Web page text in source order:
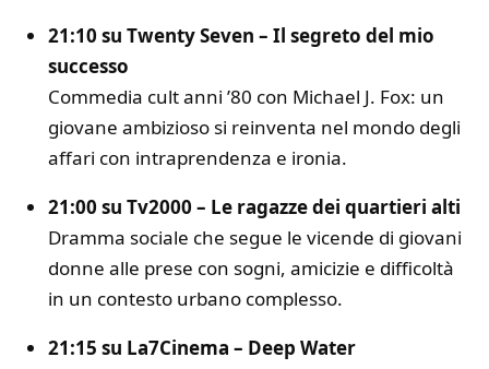
21:10 su Twenty Seven – Il segreto del mio
successo
Commedia cult anni ’80 con Michael J. Fox: un
giovane ambizioso si reinventa nel mondo degli
affari con intraprendenza e ironia.
21:00 su Tv2000 – Le ragazze dei quartieri alti
Dramma sociale che segue le vicende di giovani
donne alle prese con sogni, amicizie e difficoltà
in un contesto urbano complesso.
21:15 su La7Cinema – Deep Water